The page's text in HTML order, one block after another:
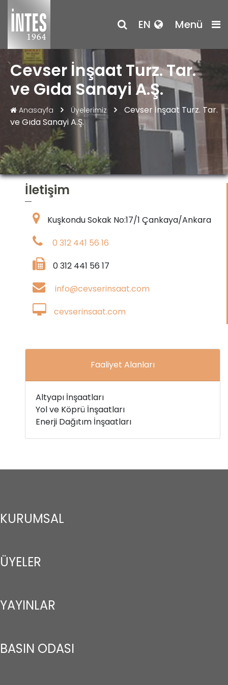
EN Menü
Cevser İnşaat Turz. Tar.
ve Gıda Sanayi A.Ş.
Anasayfa Üyelerimiz
Cevser İnşaat Turz. Tar.
ve Gıda Sanayi A.Ş.
İletişim
Kuşkondu Sokak No:17/1 Çankaya/Ankara
0 312 441 56 16
0 312 441 56 17
info@cevserinsaat.com
cevserinsaat.com
Faaliyet Alanları
Altyapı İnşaatları
Yol ve Köprü İnşaatları
Enerji Dağıtım İnşaatları
KURUMSAL
ÜYELER
YAYINLAR
BASIN ODASI